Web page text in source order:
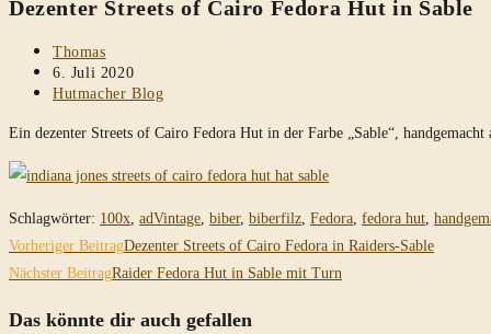
durchsuchen
Dezenter Streets of Cairo Fedora Hut in Sable
Beitrags-
Autor:
Thomas
Beitrag
veröffentlicht:
6. Juli 2020
Beitrags-
Hutmacher Blog
Ein dezenter Streets of Cairo Fedora Hut in der Farbe „Sable“,
Schlagwörter: 100x, adVintage, biber, biberfilz, Fedora, fedora hut,
Weitere
Artikel
ansehen
Vorheriger BeitragDezenter Streets of Cairo Fedora in Raiders-Sable
Nächster BeitragRaider Fedora Hut in Sable mit Turn
Das könnte dir auch gefallen